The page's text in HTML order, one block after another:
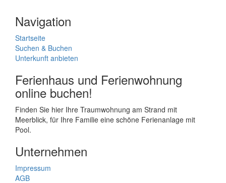
Navigation
Startseite
Suchen & Buchen
Unterkunft anbieten
Ferienhaus und Ferienwohnung
online buchen!
Finden Sie hier Ihre Traumwohnung am Strand mit
Meerblick, für Ihre Familie eine schöne Ferienanlage mit
Pool.
Unternehmen
Impressum
AGB